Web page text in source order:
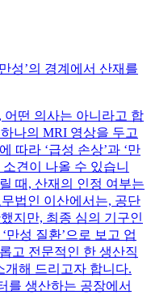
성’의 경계에서 산재를
어떤 의사는 아니라고 합
나의 MRI 영상을 두고
따라 ‘급성 손상’과 ‘만
견이 나올 수 있습니
때, 산재의 인정 여부는
법인 이산에서는, 공단
지만, 최종 심의 기구인
성 질환’으로 보고 업
고 전문적인 한 생산직
개해 드리고자 합니다.
를 생산하는 공장에서